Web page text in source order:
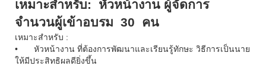
เหมาะสำหรับ:
หัวหน้างาน ผู้จัดการ
จำนวนผู้เข้าอบรม 30 คน
เหมาะสำหรับ :
•
หัวหน้างาน ที่ต้องการพัฒนาและเรียนรู้ทักษะ วิธีการเป็นนาย
ให้มีประสิทธิผลดียิ่งขึ้น